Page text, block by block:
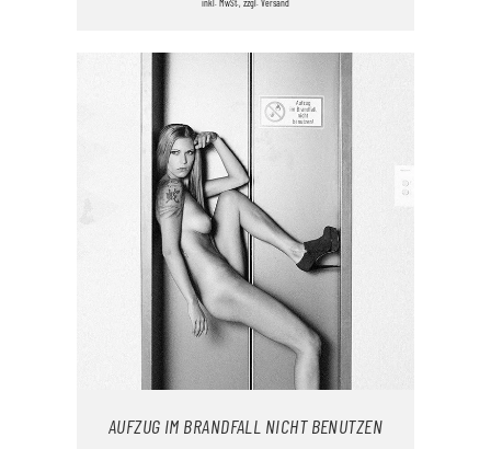
DIESES
WEIST
MEHRERE
VARIANTEN
AUF.
DIE
OPTIONEN
KÖNNEN
AUF
DER
PRODUKTSEITE
GEWÄHLT
WERDEN
inkl. MwSt., zzgl. Versand
AUFZUG IM BRANDFALL NICHT BENUTZEN